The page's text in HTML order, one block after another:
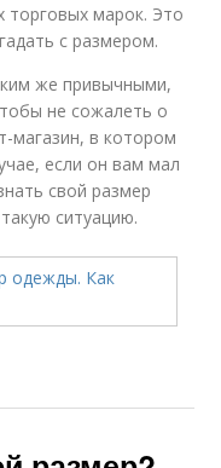
марок. Это
с размером.
же привычными,
не сожалеть о
магазин, в котором
если он вам мал
свой размер
ситуацию.